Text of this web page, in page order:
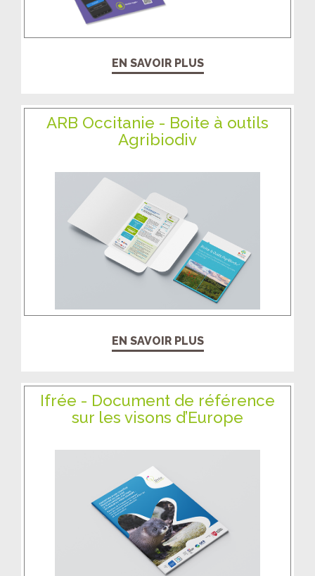
EN SAVOIR PLUS
ARB Occitanie - Boite à outils
Agribiodiv
EN SAVOIR PLUS
Ifrée - Document de référence
sur les visons d’Europe